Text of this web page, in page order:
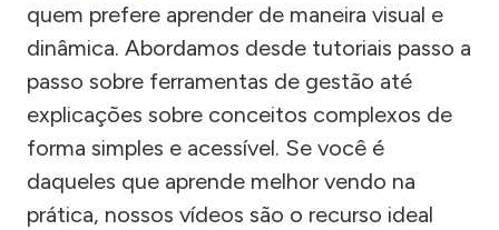
quem prefere aprender de maneira visual e
dinâmica. Abordamos desde tutoriais passo a
passo sobre ferramentas de gestão até
explicações sobre conceitos complexos de
forma simples e acessível. Se você é
daqueles que aprende melhor vendo na
prática, nossos vídeos são o recurso ideal